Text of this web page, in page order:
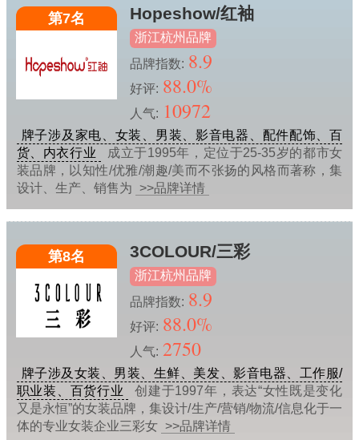
第7名 Hopeshow/红袖
浙江杭州品牌
品牌指数: 8.9
好评: 88.0%
人气: 10972
牌子涉及家电、女装、男装、影音电器、配件配饰、百
货、内衣行业
成立于1995年，定位于25-35岁的都市女
装品牌，以知性/优雅/潮趣/美而不张扬的风格而著称，集
设计、生产、销售为
>>品牌详情
第8名 3COLOUR/三彩
浙江杭州品牌
品牌指数: 8.9
好评: 88.0%
人气: 2750
牌子涉及女装、男装、生鲜、美发、影音电器、工作服/
职业装、百货行业
创建于1997年，表达“女性既是变化
又是永恒”的女装品牌，集设计/生产/营销/物流/信息化于一
体的专业女装企业三彩女 >>品牌详情